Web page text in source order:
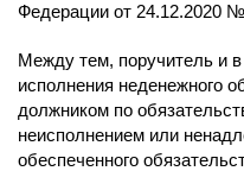
Федерации от 24.12.2020
Между тем, поручитель и
исполнения неденежного
должником по
неисполнением или
обеспеченного